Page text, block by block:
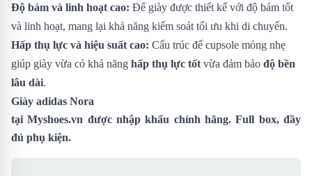
Độ bám và linh hoạt cao: Đế giày được thiết kế với độ bám tốt
và linh hoạt, mang lại khả năng kiểm soát tối ưu khi di chuyển.
Hấp thụ lực và hiệu suất cao: Cấu trúc đế cupsole mỏng nhẹ
giúp giày vừa có khả năng hấp thụ lực tốt vừa đảm bảo độ bền
lâu dài.
Giày adidas Nora
tạiMyshoes.vn được nhập khẩu chính hãng. Full box, đầy
đủ phụ kiện.